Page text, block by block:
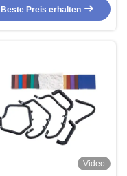
Rubber For Smart
Beste Preis erhalten
Video